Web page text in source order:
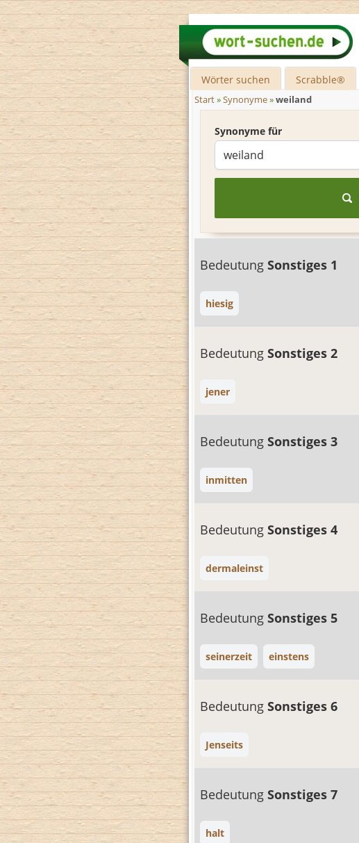
Wörter suchen Scrabble®
Start»Synonyme»weiland
Synonyme für
Bedeutung Sonstiges 1
hiesig
Bedeutung Sonstiges 2
jener
Bedeutung Sonstiges 3
inmitten
Bedeutung Sonstiges 4
dermaleinst
Bedeutung Sonstiges 5
seinerzeit einstens
Bedeutung Sonstiges 6
Jenseits
Bedeutung Sonstiges 7
halt